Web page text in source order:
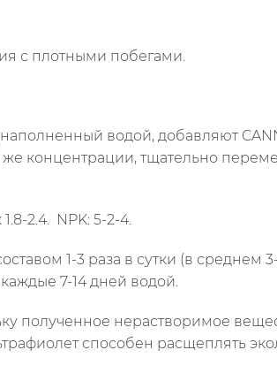
с плотными побегами.
водой, добавляют
же концентрации, тщательно
2.4. NPK: 5-2-4.
1-3 раза в сутки (в среднем
7-14 дней водой.
нерастворимое
способен расщеплять